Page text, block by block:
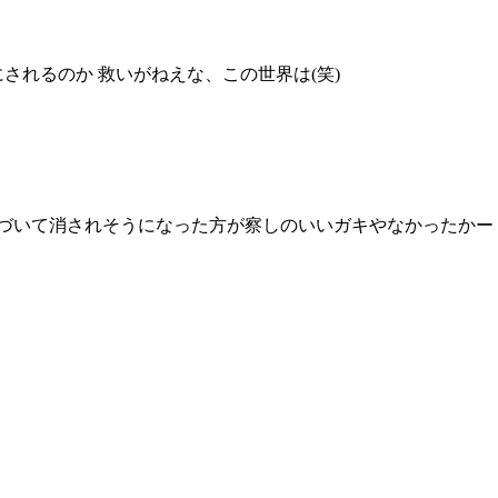
れるのか 救いがねえな、この世界は(笑)
いて消されそうになった方が察しのいいガキやなかったかー